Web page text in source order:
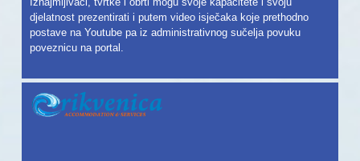
djelatnost prezentirati i putem video isječaka koje prethodno
postave na Youtube pa iz administrativnog sučelja povuku
poveznicu na portal.